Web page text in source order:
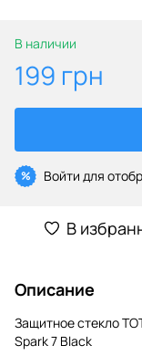
В наличии
199 грн
% Войти для
В
Описание
Защитное стекло
Spark 7 Black